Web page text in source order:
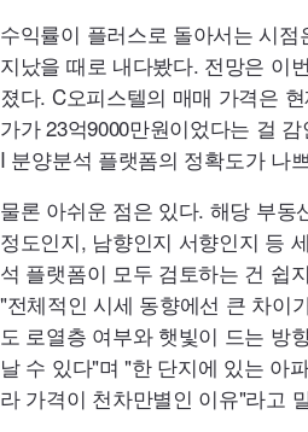
수익률이 플러스로 돌아서는 시점
지났을 때로 내다봤다. 전망은 이
졌다. C오피스텔의 매매 가격은
가가 23억9000만원이었다는 걸
I 분양분석 플랫폼의 정확도가 나
물론 아쉬운 점은 있다. 해당 부동
정도인지, 남향인지 서향인지 등
석 플랫폼이 모두 검토하는 건 쉽
"전체적인 시세 동향에선 큰 차이
도 로열층 여부와 햇빛이 드는 방
날 수 있다"며 "한 단지에 있는 아
라 가격이 천차만별인 이유"라고